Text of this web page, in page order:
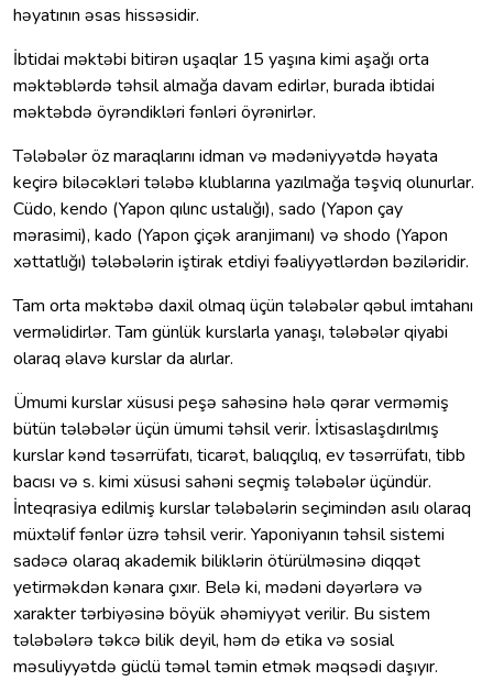
həyatının əsas hissəsidir.
İbtidai məktəbi bitirən uşaqlar 15 yaşına kimi aşağı orta
məktəblərdə təhsil almağa davam edirlər, burada ibtidai
məktəbdə öyrəndikləri fənləri öyrənirlər.
Tələbələr öz maraqlarını idman və mədəniyyətdə həyata
keçirə biləcəkləri tələbə klublarına yazılmağa təşviq olunurlar.
Cüdo, kendo (Yapon qılınc ustalığı), sado (Yapon çay
mərasimi), kado (Yapon çiçək aranjimanı) və shodo (Yapon
xəttatlığı) tələbələrin iştirak etdiyi fəaliyyətlərdən bəziləridir.
Tam orta məktəbə daxil olmaq üçün tələbələr qəbul imtahanı
verməlidirlər. Tam günlük kurslarla yanaşı, tələbələr qiyabi
olaraq əlavə kurslar da alırlar.
Ümumi kurslar xüsusi peşə sahəsinə hələ qərar verməmiş
bütün tələbələr üçün ümumi təhsil verir. İxtisaslaşdırılmış
kurslar kənd təsərrüfatı, ticarət, balıqçılıq, ev təsərrüfatı, tibb
bacısı və s. kimi xüsusi sahəni seçmiş tələbələr üçündür.
İnteqrasiya edilmiş kurslar tələbələrin seçimindən asılı olaraq
müxtəlif fənlər üzrə təhsil verir. Yaponiyanın təhsil sistemi
sadəcə olaraq akademik biliklərin ötürülməsinə diqqət
yetirməkdən kənara çıxır. Belə ki, mədəni dəyərlərə və
xarakter tərbiyəsinə böyük əhəmiyyət verilir. Bu sistem
tələbələrə təkcə bilik deyil, həm də etika və sosial
məsuliyyətdə güclü təməl təmin etmək məqsədi daşıyır.